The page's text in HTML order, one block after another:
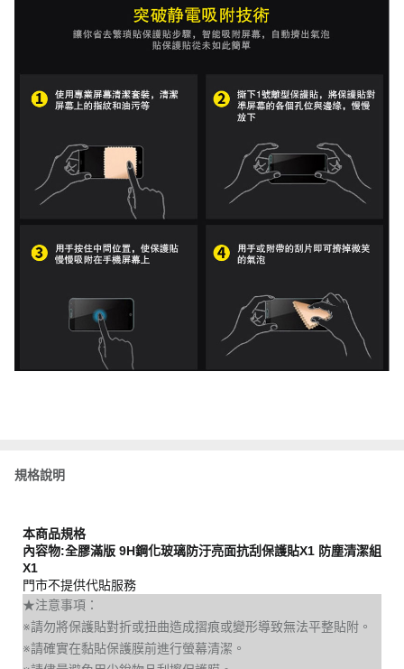
規格說明
本商品規格
內容物:全膠滿版 9H鋼化玻璃防汙亮面抗刮保護貼X1 防塵清潔組
X1
門市不提供代貼服務
★注意事項：
※請勿將保護貼對折或扭曲造成摺痕或變形導致無法平整貼附。
※請確實在黏貼保護膜前進行螢幕清潔。